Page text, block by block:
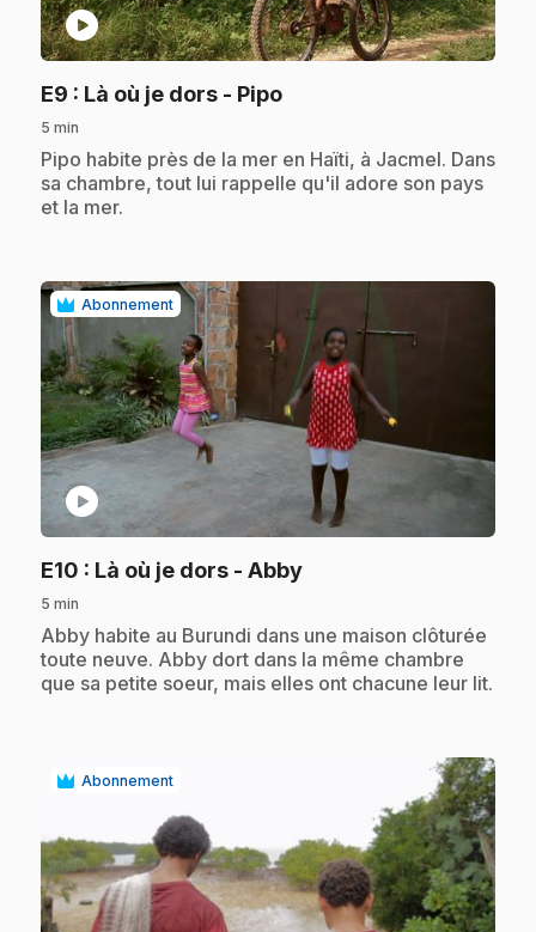
play_circle
E9 : Là où je dors - Pipo.
5 min
.Pipo habite près de la mer en Haïti, à Jacmel. Dans
sa chambre, tout lui rappelle qu'il adore son pays
et la mer.
Abonnement
play_circle
E10 : Là où je dors - Abby.
5 min
.Abby habite au Burundi dans une maison clôturée
toute neuve. Abby dort dans la même chambre
que sa petite soeur, mais elles ont chacune leur lit.
Abonnement